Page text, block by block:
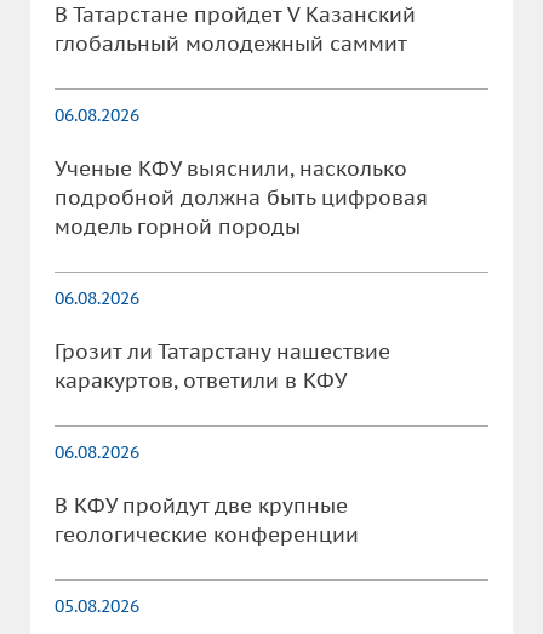
В Татарстане пройдет V Казанский
глобальный молодежный саммит
06.08.2026
Ученые КФУ выяснили, насколько
подробной должна быть цифровая
модель горной породы
06.08.2026
Грозит ли Татарстану нашествие
каракуртов, ответили в КФУ
06.08.2026
В КФУ пройдут две крупные
геологические конференции
05.08.2026